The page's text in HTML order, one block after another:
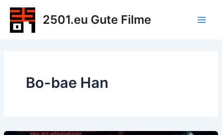
Zum
Inhalt
springen
2501.eu Gute Filme
Bo-bae Han